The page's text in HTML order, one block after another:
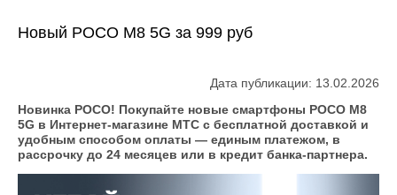
Новый POCO M8 5G за 999 руб
Дата публикации: 13.02.2026
Новинка POCO! Покупайте новые смартфоны POCO M8
5G в Интернет-магазине МТС с бесплатной доставкой и
удобным способом оплаты — единым платежом, в
рассрочку до 24 месяцев или в кредит банка-партнера.